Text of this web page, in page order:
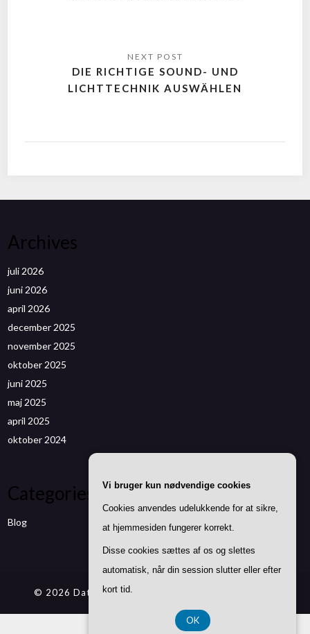
DIE RICHTIGE SOUND- UND
LICHTTECHNIK AUSWÄHLEN
Archives
juli 2026
juni 2026
april 2026
december 2025
november 2025
oktober 2025
juni 2025
maj 2025
april 2025
oktober 2024
Categories
Blog
© 2026 Datenwizard.de
Vi bruger kun nødvendige cookies
Cookies anvendes udelukkende for at sikre,
at hjemmesiden fungerer korrekt.
Disse cookies sættes af os og slettes
automatisk, når din session slutter eller efter
kort tid.
OK